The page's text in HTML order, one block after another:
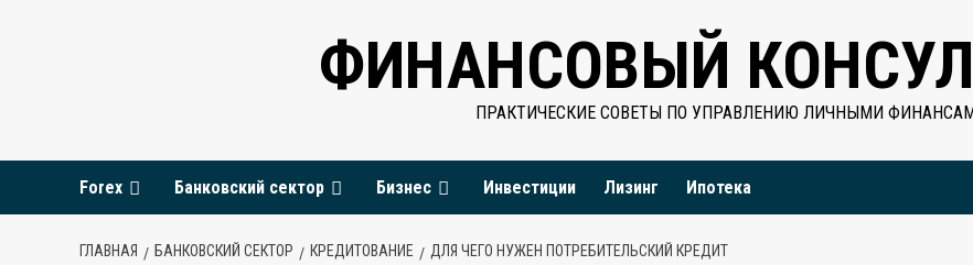
ФИНАНСОВЫЙ
ПРАКТИЧЕСКИЕ СОВЕТЫ ПО УПРАВЛЕНИЮ ЛИЧНЫМИ
Forex Банковский сектор Бизнес Инвестиции Лизинг Ипотека
ГЛАВНАЯ БАНКОВСКИЙ СЕКТОР КРЕДИТОВАНИЕ ДЛЯ ЧЕГО НУЖЕН ПОТРЕБИТЕЛЬСКИЙ КРЕДИТ